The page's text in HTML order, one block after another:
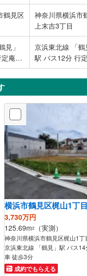
鶴見区
神奈川県横浜市
上末吉3丁目
見」
庵前
4分
京浜東北線 「鶴
駅 バス12分 行
バス停下車 徒歩
横浜市鶴見区梶山1丁
3,730万円
125.69m2 （実測）
神奈川県横浜市鶴見区梶山1丁
京浜東北線 「鶴見」駅 バス
車 徒歩3分
成約でもらえる